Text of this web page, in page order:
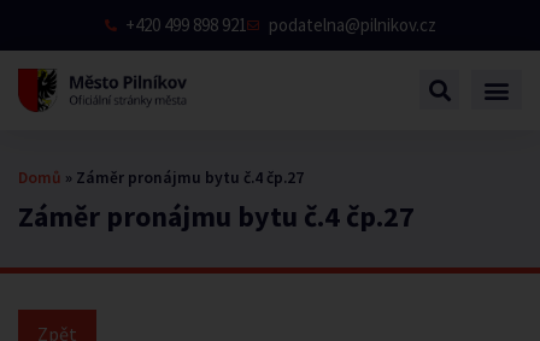
+420 499 898 921 podatelna@pilnikov.cz
Záměr pronájmu bytu č.4 čp.27
Domů » Záměr pronájmu bytu č.4 čp.27